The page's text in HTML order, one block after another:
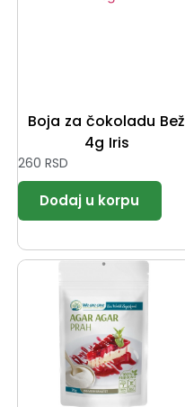
Boja za čokoladu Bež
4g Iris
260 RSD